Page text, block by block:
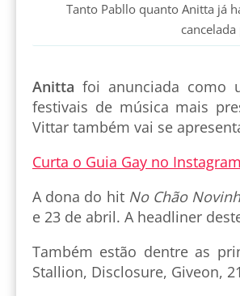
Tanto Pabllo quanto Anitta já
Anitta foi anunciada como
festivais de música mais
Vittar também vai se
Curta o Guia Gay no Instagram
A dona do hit No Chão
e 23 de abril. A headliner
Também estão dentre as
Stallion, Disclosure, Giveon,